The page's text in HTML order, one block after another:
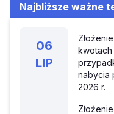
Najbliższe ważne
06
LIP
kwotach
nabycia
2026 r.